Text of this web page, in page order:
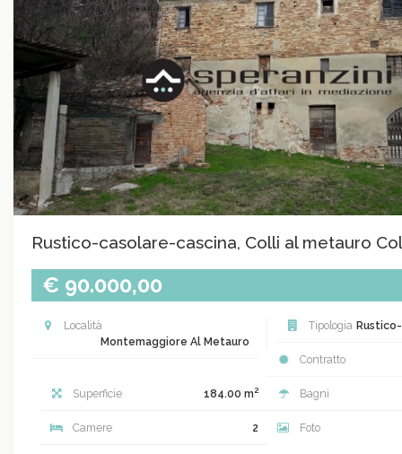
Rustico-casolare-cascina, Colli al metauro
€ 90.000,00
Località
Montemaggiore Al Metauro
Tipologia
Contratto
Superficie 184.00 m2 Bagni
Camere 2 Foto